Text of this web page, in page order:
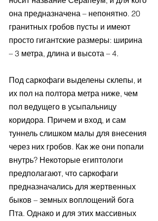
она предназначена – непонятно. 20
гранитных гробов пусты и имеют
просто гигантские размеры: ширина
– 3 метра, длина и высота – 4.
Под саркофаги выделены склепы, и
их пол на полтора метра ниже, чем
пол ведущего в усыпальницу
коридора. Причем и вход, и сам
туннель слишком малы для внесения
через них гробов. Как же они попали
внутрь? Некоторые египтологи
предполагают, что саркофаги
предназначались для жертвенных
быков – земных воплощений бога
Пта. Однако и для этих массивных